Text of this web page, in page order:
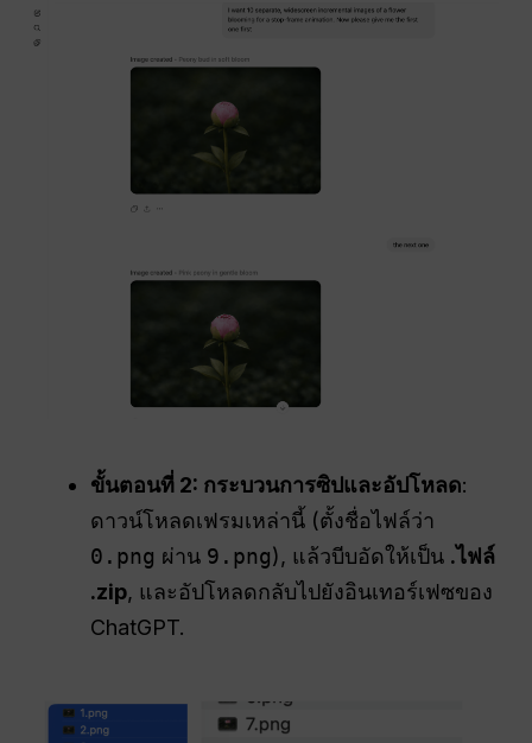
ขั้นตอนที่ 2: กระบวนการซิปและอัปโหลด:
ดาวน์โหลดเฟรมเหล่านี้ (ตั้งชื่อไฟล์ว่า
0.png ผ่าน 9.png), แล้วบีบอัดให้เป็น .ไฟล์
.zip, และอัปโหลดกลับไปยังอินเทอร์เฟซของ
ChatGPT.